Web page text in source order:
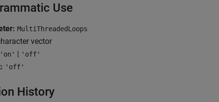
Use
MultiThreadedLoops
vector
'on' | 'off'
'off'
History